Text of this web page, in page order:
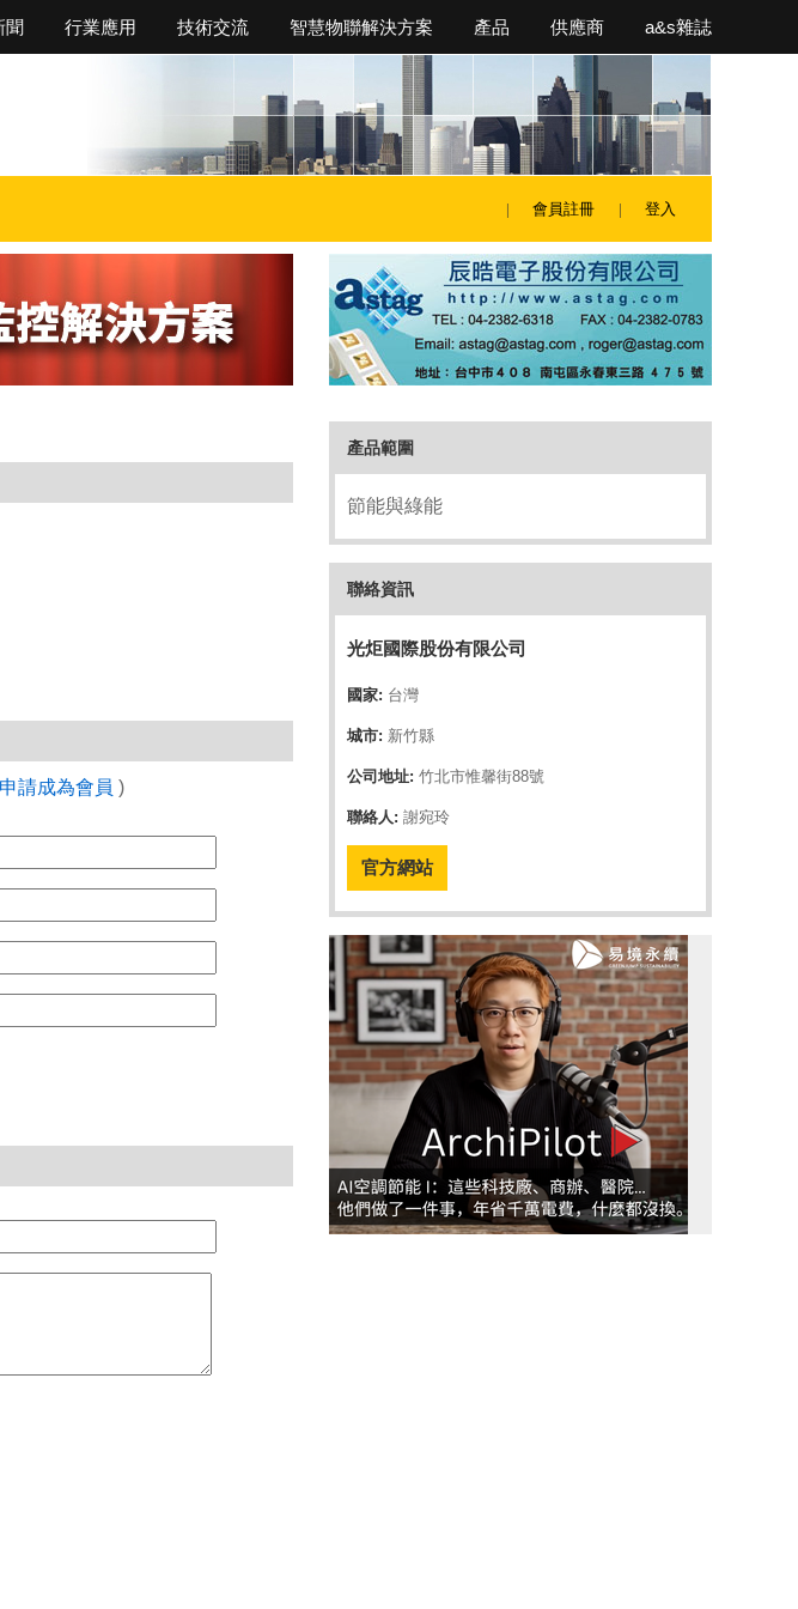
聞 行業應用 技術交流 智慧物聯解決方案 產品 供應商 a&s雜誌
會員註冊 登入
產品範圍
節能與綠能
聯絡資訊
光炬國際股份有限公司
國家: 台灣
城市: 新竹縣
公司地址: 竹北市惟馨街88號
聯絡人: 謝宛玲
官方網站
申請成為會員 )